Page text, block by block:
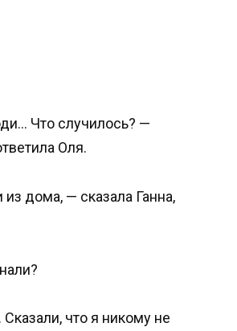
Что случилось? —
Оля.
дома, — сказала Ганна,
что я никому не